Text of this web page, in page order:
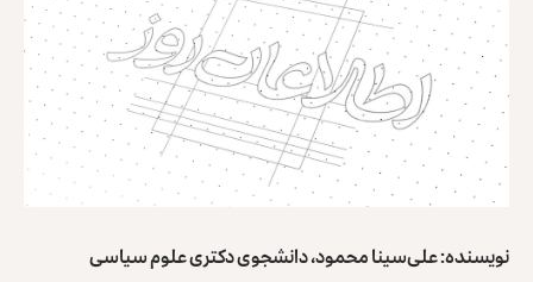
نویسنده: علی‌سینا محمود، دانشجوی دکتری علوم سیاسی